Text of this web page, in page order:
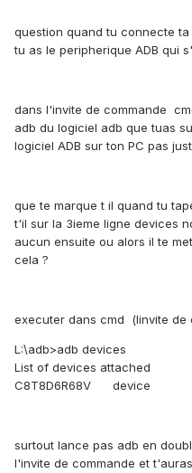
question quand tu connecte
tu as le peripherique ADB qui
dans l'invite de commande
adb du logiciel adb que tuas
logiciel ADB sur ton PC pas
que te marque t il quand tu
t'il sur la 3ieme ligne devices
aucun ensuite ou alors il te
cela ?
executer dans cmd (linvite de
L:\adb>adb devices
List of devices attached
C8T8D6R68V device
surtout lance pas adb en
l'invite de commande et